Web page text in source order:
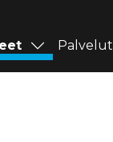
Palvelut